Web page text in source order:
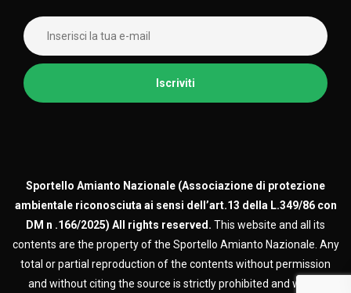
Sportello Amianto Nazionale (Associazione di protezione
ambientale riconosciuta ai sensi dell’art.13 della L.349/86 con
DM n .166/2025) All rights reserved. This website and all its
contents are the property of the Sportello Amianto Nazionale. Any
total or partial reproduction of the contents without permission
and without citing the source is strictly prohibited and will be